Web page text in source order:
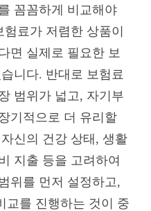
꼼꼼하게 비교해야
료가 저렴한 상품이
면 실제로 필요한 보
니다. 반대로 보험료
범위가 넓고, 자기부
기적으로 더 유리할
신의 건강 상태, 생활
지출 등을 고려하여
위를 먼저 설정하고,
교를 진행하는 것이 중